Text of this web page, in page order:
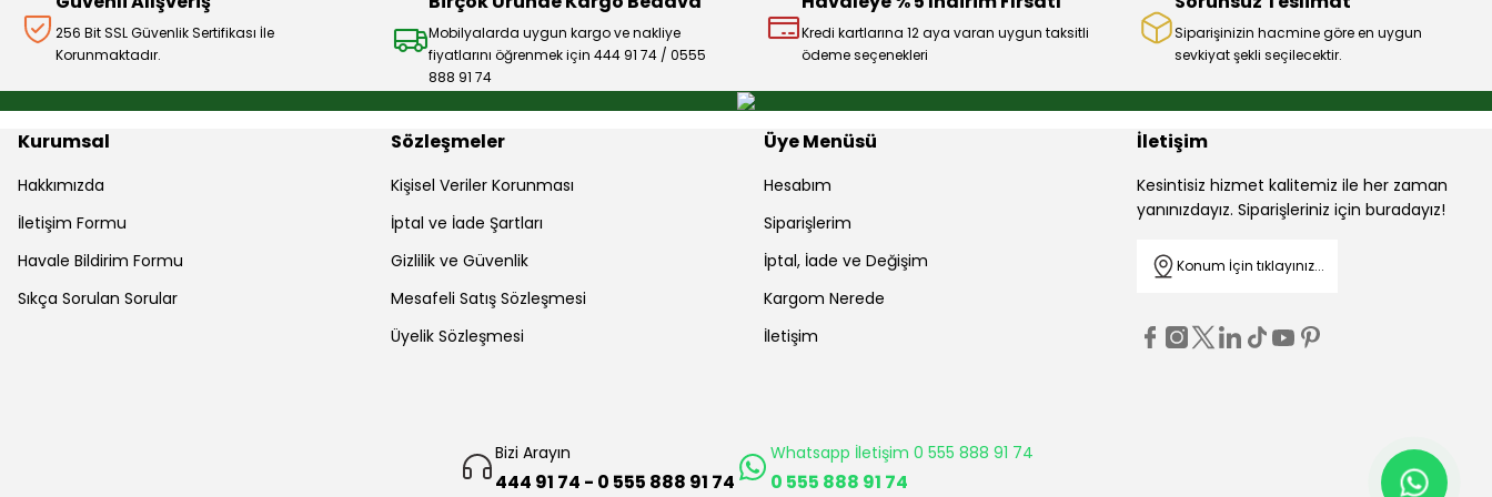
256 Bit SSL Güvenlik Sertifikası İle
Korunmaktadır.
Mobilyalarda uygun kargo ve nakliye
fiyatlarını öğrenmek için 444 91 74 / 0555
888 91 74
Kredi kartlarına 12 aya varan uygun taksitli
ödeme seçenekleri
Siparişinizin hacmine göre en uygun
sevkiyat şekli seçilecektir.
Kurumsal
Hakkımızda
İletişim Formu
Havale Bildirim Formu
Sıkça Sorulan Sorular
Sözleşmeler
Kişisel Veriler Korunması
İptal ve İade Şartları
Gizlilik ve Güvenlik
Mesafeli Satış Sözleşmesi
Üyelik Sözleşmesi
Üye Menüsü
Hesabım
Siparişlerim
İptal, İade ve Değişim
Kargom Nerede
İletişim
İletişim
Kesintisiz hizmet kalitemiz ile her zaman
yanınızdayız. Siparişleriniz için buradayız!
Konum İçin tıklayınız...
Bizi Arayın
444 91 74 - 0 555 888 91 74
Whatsapp İletişim 0 555 888 91 74
0 555 888 91 74